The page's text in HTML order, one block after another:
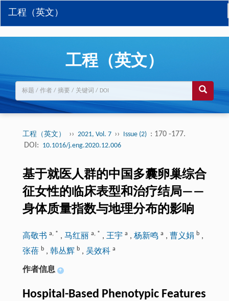
工程（英文）
工程（英文）
工程（英文） ›› 2021, Vol. 7 ›› Issue (2) : 170 -177.
DOI: 10.1016/j.eng.2020.12.006
基于就医人群的中国多囊卵巢综合
征女性的临床表型和治疗结局——
身体质量指数与地理分布的影响
高敬书 a, * , 马红丽 a, * , 王宇 a , 杨新鸣 a , 曹义娟 b,
张蓓 b, 韩丛辉 b, 吴效科 a
作者信息 +
Hospital-Based Phenotypic Features